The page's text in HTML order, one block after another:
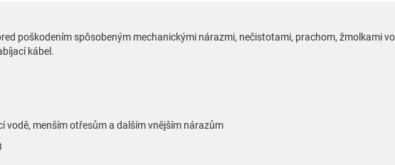
poškodením spôsobeným mechanickými nárazmi, nečistotami, prachom, žmolkami
kábel.
vodě, menším otřesům a dalším vnějším nárazům